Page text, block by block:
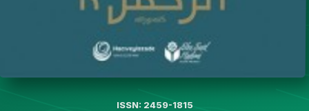
ISSN: 2459-1815